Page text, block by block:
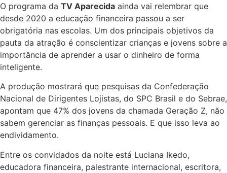
O programa da TV Aparecida ainda vai relembrar que
desde 2020 a educação financeira passou a ser
obrigatória nas escolas. Um dos principais objetivos da
pauta da atração é conscientizar crianças e jovens sobre a
importância de aprender a usar o dinheiro de forma
inteligente.
A produção mostrará que pesquisas da Confederação
Nacional de Dirigentes Lojistas, do SPC Brasil e do Sebrae,
apontam que 47% dos jovens da chamada Geração Z, não
sabem gerenciar as finanças pessoais. E que isso leva ao
endividamento.
Entre os convidados da noite está Luciana Ikedo,
educadora financeira, palestrante internacional, escritora,